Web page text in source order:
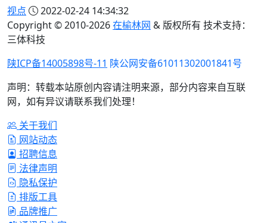
视点
2022-02-24 14:34:32
Copyright © 2010-2026在榆林网 & 版权所有 技术支持：
三体科技
陕ICP备14005898号-11 陕公网安备61011302001841号
声明：转载本站原创内容请注明来源，部分内容来自互联
网，如有异议请联系我们处理！
关于我们
网站动态
招聘信息
法律声明
隐私保护
排版工具
品牌推广